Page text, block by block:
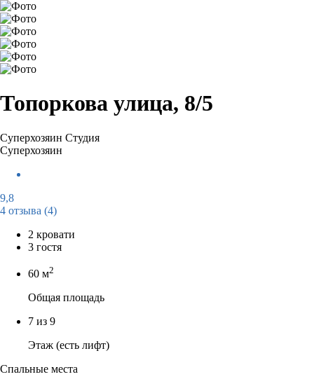
Топоркова улица, 8/5
Суперхозяин Студия
Суперхозяин
9,8
4 отзыва (4)
2 кровати
3 гостя
60 м2
Общая площадь
7 из 9
Этаж (есть лифт)
Спальные места